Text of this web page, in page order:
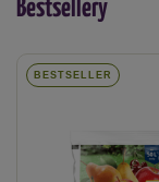
Bestsellery
BESTSELLER